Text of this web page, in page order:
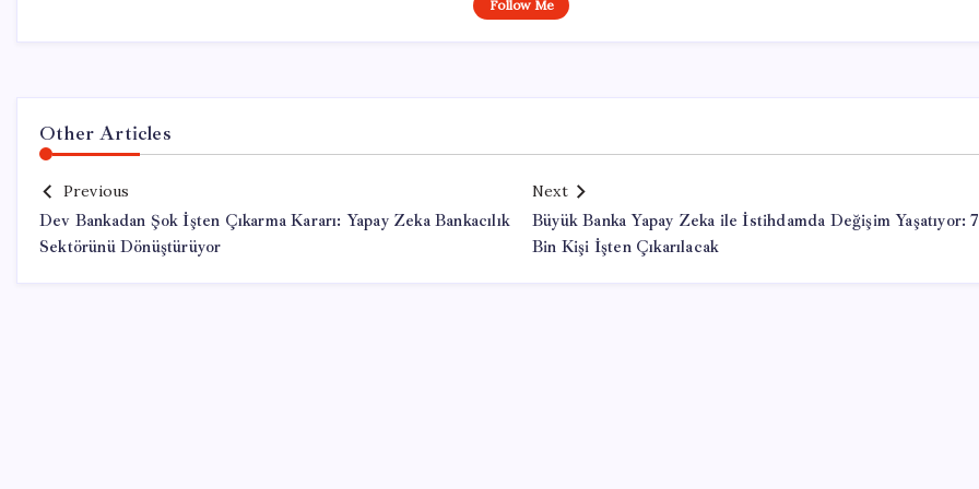
Follow Me
Other Articles
Previous
Dev Bankadan Şok İşten Çıkarma Kararı: Yapay Zeka Bankacılık
Sektörünü Dönüştürüyor
Next
Büyük Banka Yapay Zeka ile İstihdamda Değişim Yaşatıyor: 7
Bin Kişi İşten Çıkarılacak